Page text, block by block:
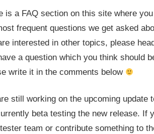
is a FAQ section on this site where
frequent questions we get asked
interested in other topics, please
a question which you think should
write it in the comments below
still working on the upcoming update
beta testing the new release. If
team or contribute something to